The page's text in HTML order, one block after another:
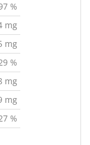
%
mg
mg
%
mg
mg
%